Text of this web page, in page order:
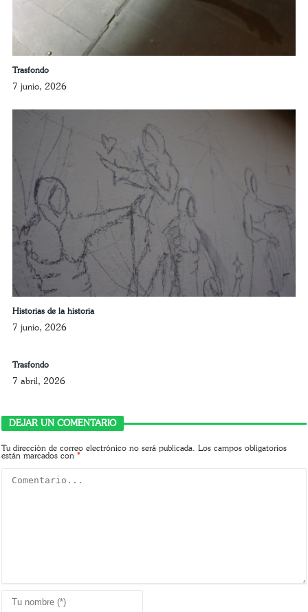
Trasfondo
7 junio, 2026
Historias de la historia
7 junio, 2026
Trasfondo
7 abril, 2026
DEJAR UN COMENTARIO
Tu dirección de correo electrónico no será publicada. Los campos obligatorios
están marcados con*